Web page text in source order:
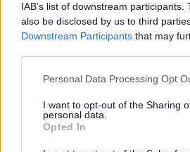
IAB’s list of downstream
also be disclosed by us to third
Downstream Participants that may
Please note that this website/app
not limited to your visit or usage
grant or deny consent to Google and
use your data for below specified
consent section.
Personal Data Processing Opt
I want to opt-out of the Sharing
personal data.
Opted In
JNSZ megyei hírek autóversenyző ,
Karácsony ,lada
nem lehetett megmenteni a
2024.12.03. Kiss Lajos